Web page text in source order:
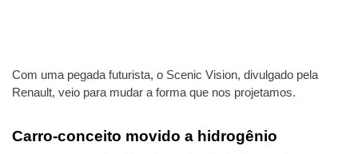
Com uma pegada futurista, o Scenic Vision, divulgado pela
Renault, veio para mudar a forma que nos projetamos.
Carro-conceito movido a hidrogênio